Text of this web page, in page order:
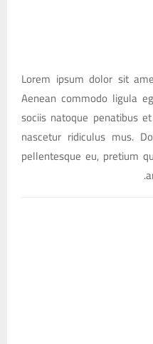
Lorem ipsum dolor sit
Aenean commodo ligula
sociis natoque penatibus
nascetur ridiculus mus.
pellentesque eu, pretium